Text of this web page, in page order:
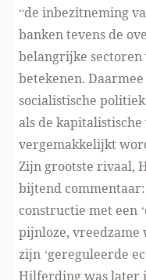
“de inbezitneming
banken tevens de
belangrijke
betekenen.
socialistische
als de
vergemakkelijkt
Zijn grootste rivaal,
bijtend
constructie met een
pijnloze, vreedzame
zijn ‘gereguleerde
Hilferding was